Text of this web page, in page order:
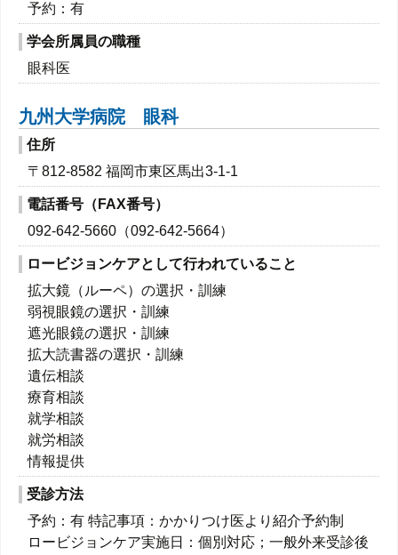
予約：有
学会所属員の職種
眼科医
九州大学病院 眼科
住所
〒812-8582 福岡市東区馬出3-1-1
電話番号（FAX番号）
092-642-5660（092-642-5664）
ロービジョンケアとして行われていること
拡大鏡（ルーペ）の選択・訓練
弱視眼鏡の選択・訓練
遮光眼鏡の選択・訓練
拡大読書器の選択・訓練
遺伝相談
療育相談
就学相談
就労相談
情報提供
受診方法
予約：有 特記事項：かかりつけ医より紹介予約制
ロービジョンケア実施日：個別対応；一般外来受診後